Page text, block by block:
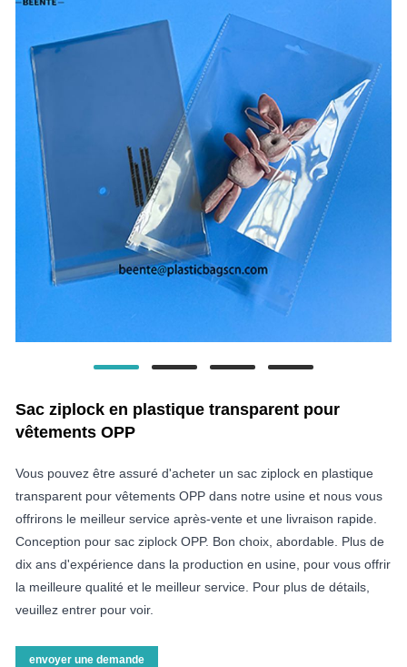
Sac ziplock en plastique transparent pour
vêtements OPP
Vous pouvez être assuré d'acheter un sac ziplock en plastique
transparent pour vêtements OPP dans notre usine et nous vous
offrirons le meilleur service après-vente et une livraison rapide.
Conception pour sac ziplock OPP. Bon choix, abordable. Plus de
dix ans d'expérience dans la production en usine, pour vous offrir
la meilleure qualité et le meilleur service. Pour plus de détails,
veuillez entrer pour voir.
envoyer une demande